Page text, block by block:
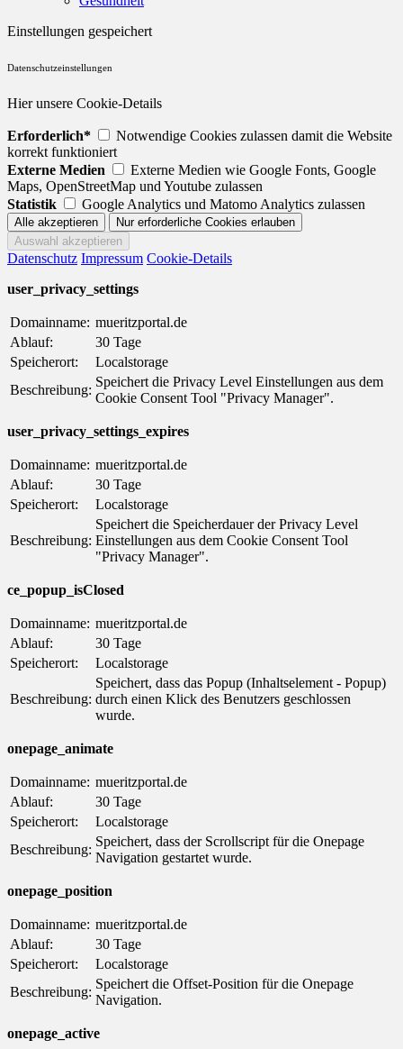
Einstellungen gespeichert
Datenschutzeinstellungen
Hier unsere Cookie-Details
Erforderlich*
Notwendige Cookies zulassen damit die Website
korrekt funktioniert
Externe Medien
Externe Medien wie Google Fonts, Google
Maps, OpenStreetMap und Youtube zulassen
Statistik
Google Analytics und Matomo Analytics zulassen
Datenschutz Impressum Cookie-Details
user_privacy_settings
Domainname: mueritzportal.de
Ablauf:
30 Tage
Speicherort:
Localstorage
Beschreibung:
Speichert die Privacy Level Einstellungen aus dem
Cookie Consent Tool "Privacy Manager".
user_privacy_settings_expires
Domainname: mueritzportal.de
Ablauf:
30 Tage
Speicherort:
Localstorage
Beschreibung:
Speichert die Speicherdauer der Privacy Level
Einstellungen aus dem Cookie Consent Tool
"Privacy Manager".
ce_popup_isClosed
Domainname: mueritzportal.de
Ablauf:
30 Tage
Speicherort:
Localstorage
Beschreibung:
Speichert, dass das Popup (Inhaltselement - Popup)
durch einen Klick des Benutzers geschlossen
wurde.
onepage_animate
Domainname: mueritzportal.de
Ablauf:
30 Tage
Speicherort:
Localstorage
Beschreibung:
Speichert, dass der Scrollscript für die Onepage
Navigation gestartet wurde.
onepage_position
Domainname: mueritzportal.de
Ablauf:
30 Tage
Speicherort:
Localstorage
Beschreibung:
Speichert die Offset-Position für die Onepage
Navigation.
onepage_active